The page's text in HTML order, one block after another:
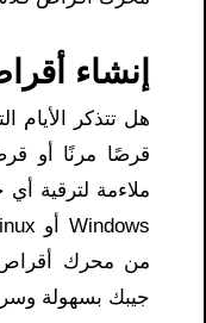
إنشاء
هل تتذكر الأيام
قرصًا مرنًا أو
ملاءمة لترقية
جيبك بسهولة